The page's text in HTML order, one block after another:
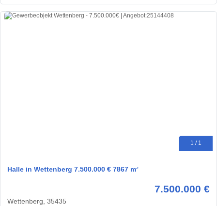
1 / 1
Halle in Wettenberg 7.500.000 € 7867 m²
7.500.000 €
Wettenberg, 35435